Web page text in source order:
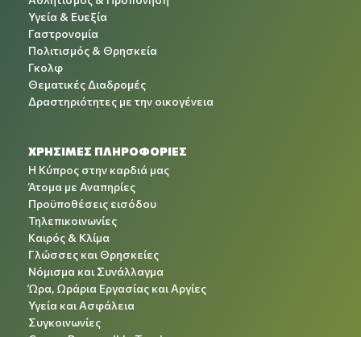
Υγεία & Ευεξία
Γαστρονομία
Πολιτισμός & Θρησκεία
Γκολφ
Θεματικές Διαδρομές
Δραστηριότητες με την οικογένεια
ΧΡΉΣΙΜΕΣ ΠΛΗΡΟΦΟΡΊΕΣ
Η Κύπρος στην καρδιά μας
Άτομα με Αναπηρίες
Προϋποθέσεις εισόδου
Τηλεπικοινωνίες
Καιρός & Κλίμα
Γλώσσες και Θρησκείες
Νόμισμα και Συνάλλαγμα
Ώρα, Ωράρια Εργασίας και Αργίες
Υγεία και Ασφάλεια
Συγκοινωνίες